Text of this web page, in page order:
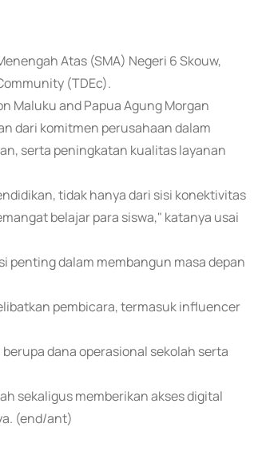
Atas (SMA) Negeri 6 Skouw,
(TDEc).
Maluku and Papua Agung Morgan
dari komitmen perusahaan dalam
serta peningkatan kualitas layanan
tidak hanya dari sisi konektivitas
belajar para siswa," katanya usai
penting dalam membangun masa depan
pembicara, termasuk influencer
dana operasional sekolah serta
sekaligus memberikan akses digital
(end/ant)